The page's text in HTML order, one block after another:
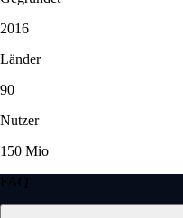
2016
Länder
90
Nutzer
150 Mio
FAQ